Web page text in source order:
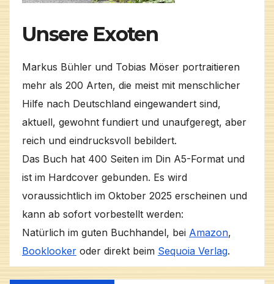
Unsere Exoten
Markus Bühler und Tobias Möser portraitieren
mehr als 200 Arten, die meist mit menschlicher
Hilfe nach Deutschland eingewandert sind,
aktuell, gewohnt fundiert und unaufgeregt, aber
reich und eindrucksvoll bebildert.
Das Buch hat 400 Seiten im Din A5-Format und
ist im Hardcover gebunden. Es wird
voraussichtlich im Oktober 2025 erscheinen und
kann ab sofort vorbestellt werden:
Natürlich im guten Buchhandel, bei Amazon,
Booklooker oder direkt beim Sequoia Verlag.